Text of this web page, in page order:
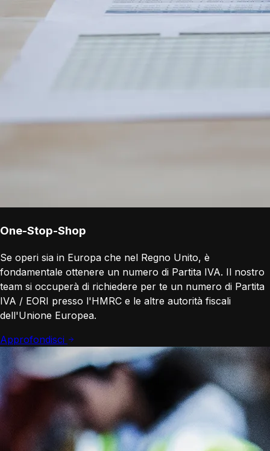
One-Stop-Shop
Se operi sia in Europa che nel Regno Unito, è
fondamentale ottenere un numero di Partita IVA. Il nostro
team si occuperà di richiedere per te un numero di Partita
IVA / EORI presso l'HMRC e le altre autorità fiscali
dell'Unione Europea.
Approfondisci